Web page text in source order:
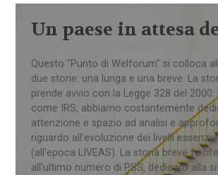
Un paese in attesa
Questo "Punto di Welforum" si colloca
due storie: una lunga e una breve. La
prende avvio con la Legge 328 del 2000.
come IRS, abbiamo costantemente
attenzione e spazio ad analisi e
riguardo all’evoluzione dei livelli
(all’epoca LIVEAS). La storia breve fa
all’ultimo numero di PSS, dedicato alla